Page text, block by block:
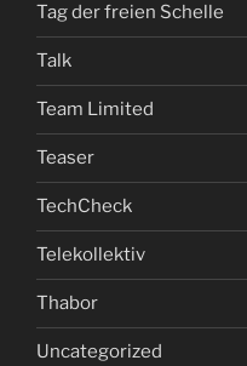
Tag der freien Schelle
Talk
Team Limited
Teaser
TechCheck
Telekollektiv
Thabor
Uncategorized